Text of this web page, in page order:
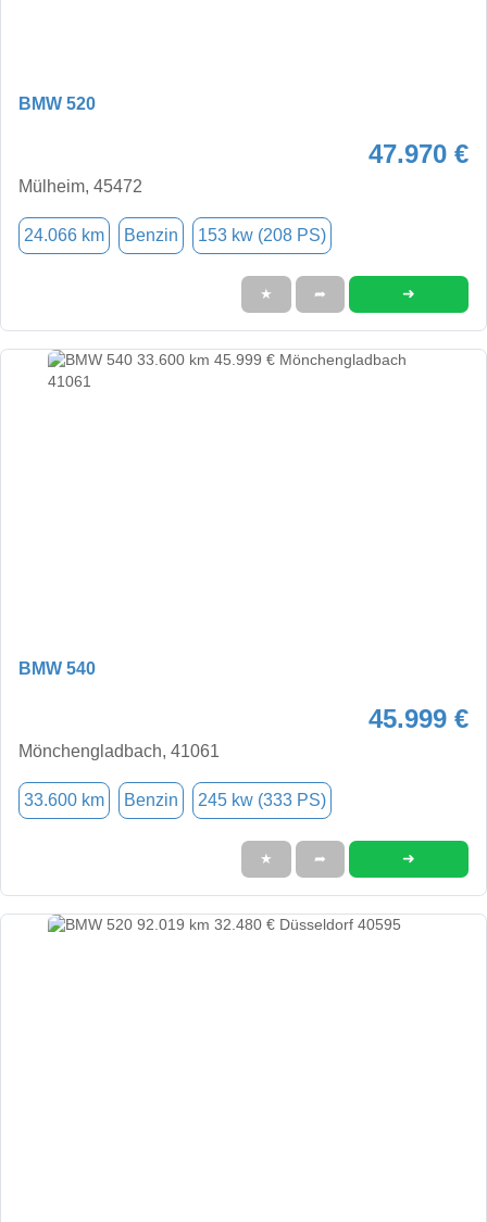
BMW 520
47.970 €
Mülheim, 45472
24.066 km Benzin 153 kw (208 PS)
★ ➦ ➜
BMW 540
45.999 €
Mönchengladbach, 41061
33.600 km Benzin 245 kw (333 PS)
★ ➦ ➜